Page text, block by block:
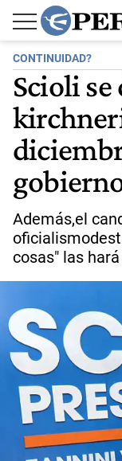
CONTINUIDAD?
Scioli
Además,el
cosas" las